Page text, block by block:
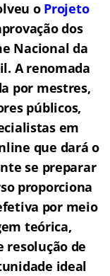
o Projeto
dos
Nacional da
A renomada
por mestres,
públicos,
em
que dará o
se preparar
proporciona
por meio
teórica,
resolução de
ideal